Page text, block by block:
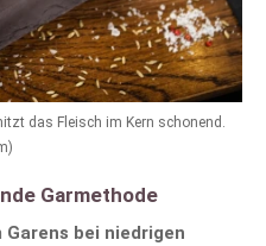
das Fleisch im Kern schonend.
Garmethode
Garens bei niedrigen